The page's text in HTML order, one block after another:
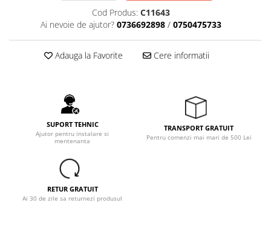
Cod Produs: C11643
Ai nevoie de ajutor? 0736692898 / 0750475733
Adauga la Favorite Cere informatii
SUPORT TEHNIC
Ajutor pentru instalare si
mentenanta
TRANSPORT GRATUIT
Pentru comenzi mai mari de 500 Lei
RETUR GRATUIT
Ai 30 de zile sa returnezi produsul